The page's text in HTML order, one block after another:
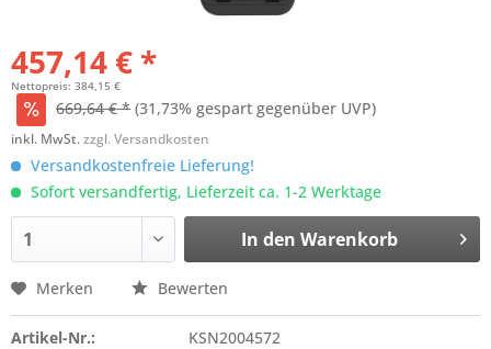
457,14 € *
Nettopreis: 384,15 €
669,64 € * (31,73% gespart gegenüber UVP)
inkl. MwSt.zzgl. Versandkosten
Versandkostenfreie Lieferung!
Sofort versandfertig, Lieferzeit ca. 1-2 Werktage
In den Warenkorb
Merken Bewerten
Artikel-Nr.:
KSN2004572